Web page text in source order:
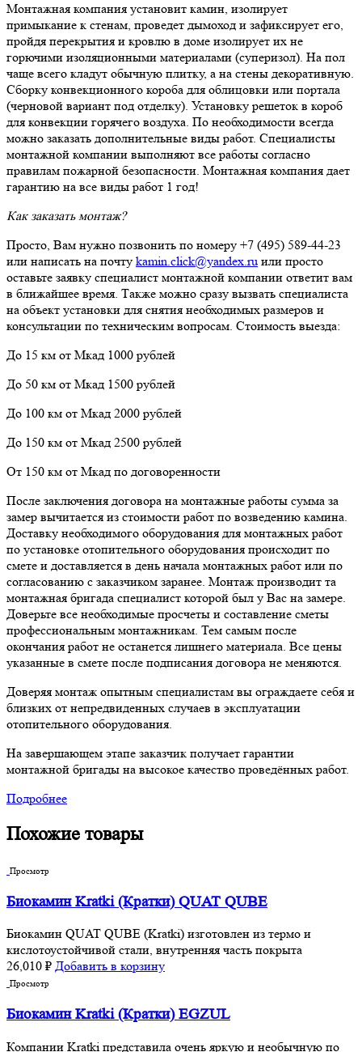
Монтажная компания установит камин, изолирует
примыкание к стенам, проведет дымоход и зафиксирует его,
пройдя перекрытия и кровлю в доме изолирует их не
горючими изоляционными материалами (суперизол). На пол
чаще всего кладут обычную плитку, а на стены декоративную.
Сборку конвекционного короба для облицовки или портала
(черновой вариант под отделку). Установку решеток в короб
для конвекции горячего воздуха. По необходимости всегда
можно заказать дополнительные виды работ. Специалисты
монтажной компании выполняют все работы согласно
правилам пожарной безопасности. Монтажная компания дает
гарантию на все виды работ 1 год!
Как заказать монтаж?
Просто, Вам нужно позвонить по номеру +7 (495) 589-44-23
или написать на почту kamin.click@yandex.ru или просто
оставьте заявку специалист монтажной компании ответит вам
в ближайшее время. Также можно сразу вызвать специалиста
на объект установки для снятия необходимых размеров и
консультации по техническим вопросам. Стоимость выезда:
До 15 км от Мкад 1000 рублей
До 50 км от Мкад 1500 рублей
До 100 км от Мкад 2000 рублей
До 150 км от Мкад 2500 рублей
От 150 км от Мкад по договоренности
После заключения договора на монтажные работы сумма за
замер вычитается из стоимости работ по возведению камина.
Доставку необходимого оборудования для монтажных работ
по установке отопительного оборудования происходит по
смете и доставляется в день начала монтажных работ или по
согласованию с заказчиком заранее. Монтаж производит та
монтажная бригада специалист которой был у Вас на замере.
Доверьте все необходимые просчеты и составление сметы
профессиональным монтажникам. Тем самым после
окончания работ не останется лишнего материала. Все цены
указанные в смете после подписания договора не меняются.
Доверяя монтаж опытным специалистам вы ограждаете себя и
близких от непредвиденных случаев в эксплуатации
отопительного оборудования.
На завершающем этапе заказчик получает гарантии
монтажной бригады на высокое качество проведённых работ.
Подробнее
Похожие товары
Просмотр
Биокамин Kratki (Кратки) QUAT QUBE
Биокамин QUAT QUBE (Kratki) изготовлен из термо и
кислотоустойчивой стали, внутренняя часть покрыта
26,010 ₽ Добавить в корзину
Просмотр
Биокамин Kratki (Кратки) EGZUL
Компании Kratki представила очень яркую и необычную по